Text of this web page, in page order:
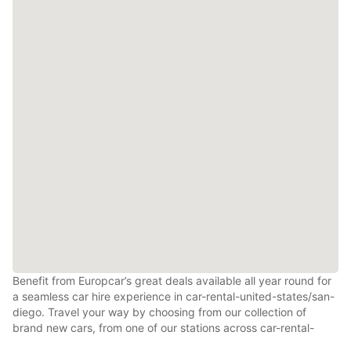
Benefit from Europcar’s great deals available all year round for
a seamless car hire experience in car-rental-united-states/san-
diego. Travel your way by choosing from our collection of
brand new cars, from one of our stations across car-rental-